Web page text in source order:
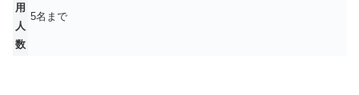
用
人
数
5名まで